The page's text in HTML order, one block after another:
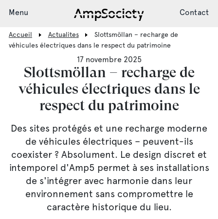
Menu Contact
Système de recharge
Installation
Assistance
Actualités
Accueil Actualites
Slottsmöllan – recharge de
véhicules électriques dans le respect du patrimoine
17 novembre 2025
Slottsmöllan – recharge de
véhicules électriques dans le
respect du patrimoine
Des sites protégés et une recharge moderne
de véhicules électriques – peuvent-ils
coexister ? Absolument. Le design discret et
intemporel d'Amp5 permet à ses installations
de s'intégrer avec harmonie dans leur
environnement sans compromettre le
caractère historique du lieu.